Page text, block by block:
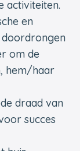
activiteiten.
en
doordrongen
om de
hem/haar
draad van
succes